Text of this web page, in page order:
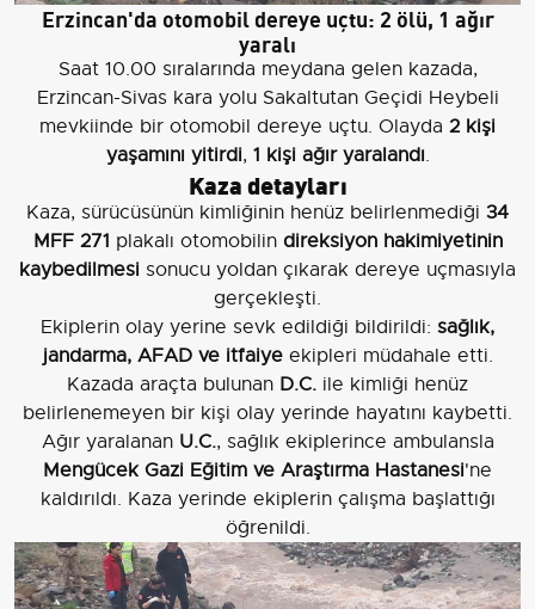
Erzincan'da otomobil dereye uçtu: 2 ölü, 1 ağır
yaralı
Saat 10.00 sıralarında meydana gelen kazada,
Erzincan-Sivas kara yolu Sakaltutan Geçidi Heybeli
mevkiinde bir otomobil dereye uçtu. Olayda 2 kişi
yaşamını yitirdi, 1 kişi ağır yaralandı.
Kaza detayları
Kaza, sürücüsünün kimliğinin henüz belirlenmediği 34
MFF 271 plakalı otomobilin direksiyon hakimiyetinin
kaybedilmesi sonucu yoldan çıkarak dereye uçmasıyla
gerçekleşti.
Ekiplerin olay yerine sevk edildiği bildirildi: sağlık,
jandarma, AFAD ve itfaiyeekipleri müdahale etti.
Kazada araçta bulunan D.C. ile kimliği henüz
belirlenemeyen bir kişi olay yerinde hayatını kaybetti.
Ağır yaralanan U.C., sağlık ekiplerince ambulansla
Mengücek Gazi Eğitim ve Araştırma Hastanesi'ne
kaldırıldı. Kaza yerinde ekiplerin çalışma başlattığı
öğrenildi.